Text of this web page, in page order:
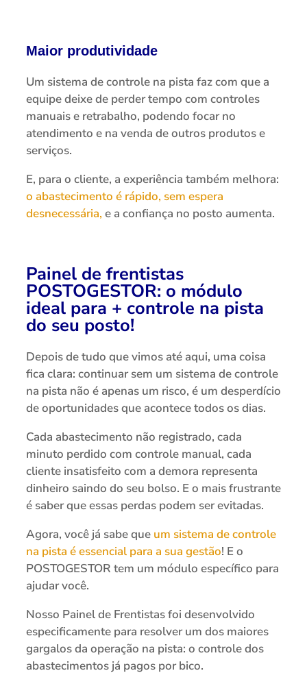
Maior produtividade
Um sistema de controle na pista faz com que a
equipe deixe de perder tempo com controles
manuais e retrabalho, podendo focar no
atendimento e na venda de outros produtos e
serviços.
E, para o cliente, a experiência também melhora:
o abastecimento é rápido, sem espera
desnecessária, e a confiança no posto aumenta.
Painel de frentistas
POSTOGESTOR: o módulo
ideal para + controle na pista
do seu posto!
Depois de tudo que vimos até aqui, uma coisa
fica clara: continuar sem um sistema de controle
na pista não é apenas um risco, é um desperdício
de oportunidades que acontece todos os dias.
Cada abastecimento não registrado, cada
minuto perdido com controle manual, cada
cliente insatisfeito com a demora representa
dinheiro saindo do seu bolso. E o mais frustrante
é saber que essas perdas podem ser evitadas.
Agora, você já sabe que um sistema de controle
na pista é essencial para a sua gestão! E o
POSTOGESTOR tem um módulo específico para
ajudar você.
Nosso Painel de Frentistas foi desenvolvido
especificamente para resolver um dos maiores
gargalos da operação na pista: o controle dos
abastecimentos já pagos por bico.